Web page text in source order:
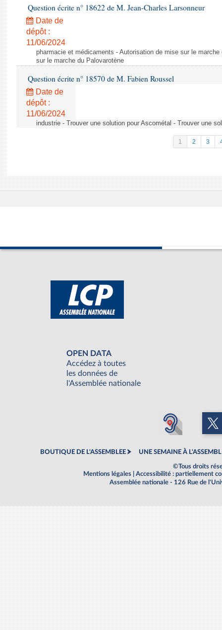
Question écrite n° 18622 de M. Jean-Charles Larsonneur
Date de
dépôt :
11/06/2024
pharmacie et médicaments - Autorisation de mise sur le
sur le marche du Palovarotène
Question écrite n° 18570 de M. Fabien Roussel
Date de
dépôt :
11/06/2024
industrie - Trouver une solution pour Ascométal - Trouver une
1 2 3
OPEN DATA
Accédez à toutes
les données de
l'Assemblée nationale
BOUTIQUE DE L'ASSEMBLEE UNE SEMAINE À
©Tous droits
Mentions légales
Accessibilité : partiellement
Assemblée nationale - 126 Rue de